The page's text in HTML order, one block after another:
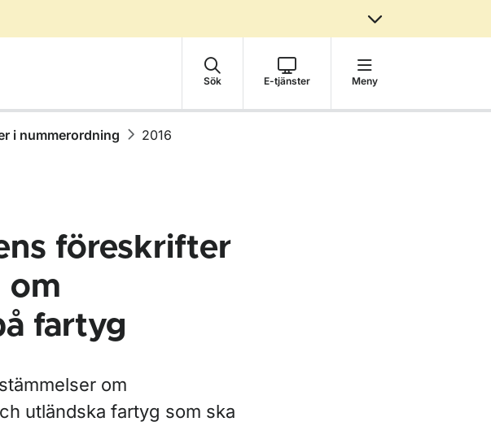
Sök E-tjänster Meny
i nummerordning 2016
föreskrifter
om
fartyg
om
utländska fartyg som ska